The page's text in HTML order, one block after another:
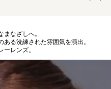
なざしへ。
る洗練された雰囲気を演出。
レンズ。